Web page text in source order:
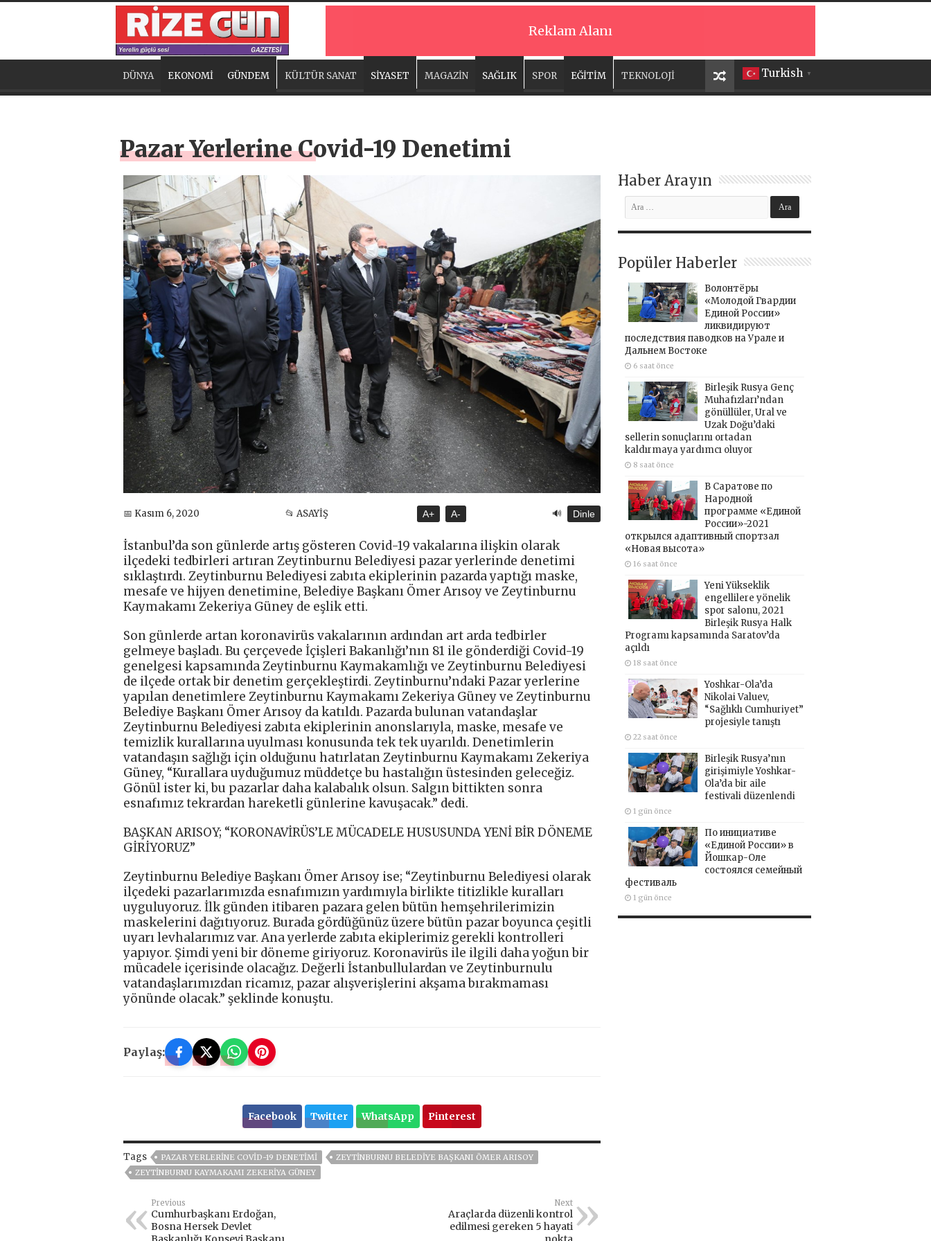
Reklam Alanı
Turkish ▼
DÜNYA EKONOMİ GÜNDEM KÜLTÜR SANAT SİYASET MAGAZİN SAĞLIK SPOR EĞİTİM TEKNOLOJİ
Pazar Yerlerine Covid-19 Denetimi
📅 Kasım 6, 2020 📂 ASAYİŞ A+ A- 🔊 Dinle
İstanbul’da son günlerde artış gösteren Covid-19 vakalarına ilişkin olarak
ilçedeki tedbirleri artıran Zeytinburnu Belediyesi pazar yerlerinde denetimi
sıklaştırdı. Zeytinburnu Belediyesi zabıta ekiplerinin pazarda yaptığı maske,
mesafe ve hijyen denetimine, Belediye Başkanı Ömer Arısoy ve Zeytinburnu
Kaymakamı Zekeriya Güney de eşlik etti.
Son günlerde artan koronavirüs vakalarının ardından art arda tedbirler
gelmeye başladı. Bu çerçevede İçişleri Bakanlığı’nın 81 ile gönderdiği Covid-19
genelgesi kapsamında Zeytinburnu Kaymakamlığı ve Zeytinburnu Belediyesi
de ilçede ortak bir denetim gerçekleştirdi. Zeytinburnu’ndaki Pazar yerlerine
yapılan denetimlere Zeytinburnu Kaymakamı Zekeriya Güney ve Zeytinburnu
Belediye Başkanı Ömer Arısoy da katıldı. Pazarda bulunan vatandaşlar
Zeytinburnu Belediyesi zabıta ekiplerinin anonslarıyla, maske, mesafe ve
temizlik kurallarına uyulması konusunda tek tek uyarıldı. Denetimlerin
vatandaşın sağlığı için olduğunu hatırlatan Zeytinburnu Kaymakamı Zekeriya
Güney, “Kurallara uyduğumuz müddetçe bu hastalığın üstesinden geleceğiz.
Gönül ister ki, bu pazarlar daha kalabalık olsun. Salgın bittikten sonra
esnafımız tekrardan hareketli günlerine kavuşacak.” dedi.
BAŞKAN ARISOY; “KORONAVİRÜS’LE MÜCADELE HUSUSUNDA YENİ BİR DÖNEME
GİRİYORUZ”
Zeytinburnu Belediye Başkanı Ömer Arısoy ise; “Zeytinburnu Belediyesi olarak
ilçedeki pazarlarımızda esnafımızın yardımıyla birlikte titizlikle kuralları
uyguluyoruz. İlk günden itibaren pazara gelen bütün hemşehrilerimizin
maskelerini dağıtıyoruz. Burada gördüğünüz üzere bütün pazar boyunca çeşitli
uyarı levhalarımız var. Ana yerlerde zabıta ekiplerimiz gerekli kontrolleri
yapıyor. Şimdi yeni bir döneme giriyoruz. Koronavirüs ile ilgili daha yoğun bir
mücadele içerisinde olacağız. Değerli İstanbullulardan ve Zeytinburnulu
vatandaşlarımızdan ricamız, pazar alışverişlerini akşama bırakmaması
yönünde olacak.” şeklinde konuştu.
Paylaş:
Facebook Twitter WhatsApp Pinterest
Tags PAZAR YERLERINE COVID-19 DENETIMI
ZEYTINBURNU BELEDIYE BAŞKANI ÖMER ARISOY
ZEYTINBURNU KAYMAKAMI ZEKERIYA GÜNEY
Previous
Cumhurbaşkanı Erdoğan,
Bosna Hersek Devlet
Next
Araçlarda düzenli kontrol
edilmesi gereken 5 hayati
Haber Arayın
Popüler Haberler
Волонтёры
«Молодой Гвардии
Единой России»
ликвидируют
последствия паводков на Урале и
Дальнем Востоке
6 saat önce
Birleşik Rusya Genç
Muhafızları’ndan
gönüllüler, Ural ve
Uzak Doğu’daki
sellerin sonuçlarını ortadan
kaldırmaya yardımcı oluyor
8 saat önce
В Саратове по
Народной
программе «Единой
России»-2021
открылся адаптивный спортзал
«Новая высота»
16 saat önce
Yeni Yükseklik
engellilere yönelik
spor salonu, 2021
Birleşik Rusya Halk
Programı kapsamında Saratov’da
açıldı
18 saat önce
Yoshkar-Ola’da
Nikolai Valuev,
“Sağlıklı Cumhuriyet”
projesiyle tanıştı
22 saat önce
Birleşik Rusya’nın
girişimiyle Yoshkar-
Ola’da bir aile
festivali düzenlendi
1 gün önce
По инициативе
«Единой России» в
Йошкар-Оле
состоялся семейный
фестиваль
1 gün önce